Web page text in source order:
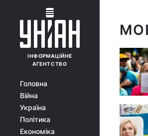
ІНФОРМАЦІЙНЕ
АГЕНТСТВО
Головна
Війна
Україна
Політика
Економіка